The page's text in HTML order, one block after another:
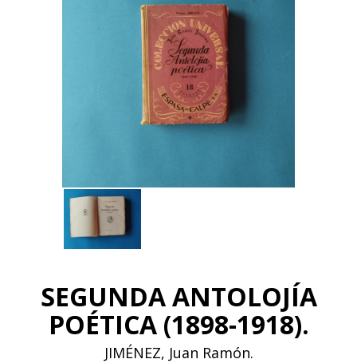
SEGUNDA ANTOLOJÍA
POÉTICA (1898-1918).
JIMÉNEZ, Juan Ramón.